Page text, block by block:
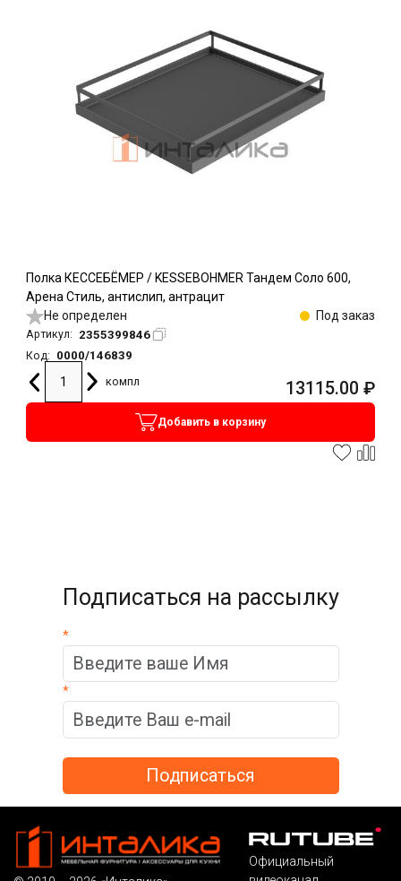
Полка КЕССЕБЁМЕР / KESSEBOHMER Тандем Соло 600,
Арена Стиль, антислип, антрацит
Не определен
Под заказ
Артикул: 2355399846
Код:
0000/146839
компл
13115.00 ₽
Добавить в корзину
Подписаться на рассылку
*
*
Официальный